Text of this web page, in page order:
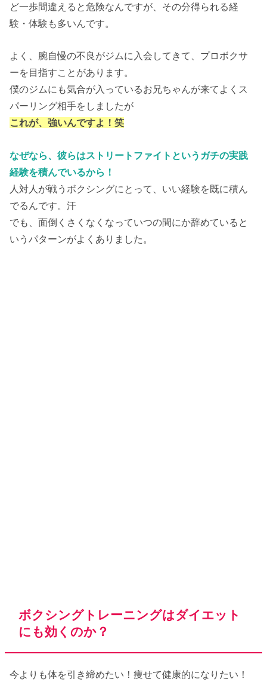
ど一歩間違えると危険なんですが、その分得られる経
験・体験も多いんです。
よく、腕自慢の不良がジムに入会してきて、プロボクサ
ーを目指すことがあります。
僕のジムにも気合が入っているお兄ちゃんが来てよくス
パーリング相手をしましたが
これが、強いんですよ！笑
なぜなら、彼らはストリートファイトというガチの実践
経験を積んでいるから！
人対人が戦うボクシングにとって、いい経験を既に積ん
でるんです。汗
でも、面倒くさくなくなっていつの間にか辞めていると
いうパターンがよくありました。
ボクシングトレーニングはダイエット
にも効くのか？
今よりも体を引き締めたい！痩せて健康的になりたい！